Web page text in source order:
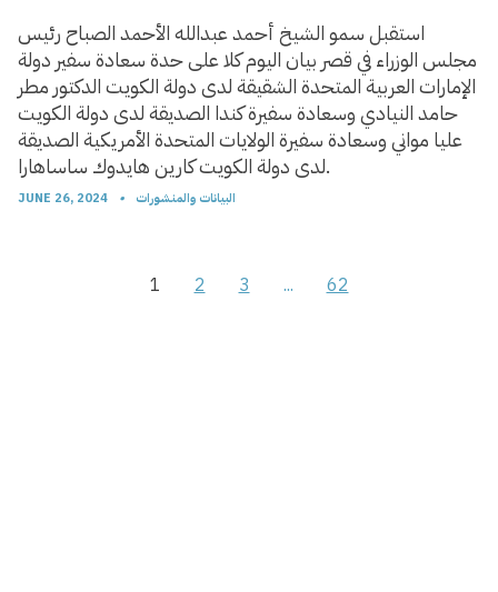
استقبل سمو الشيخ أحمد عبدالله الأحمد الصباح رئيس
مجلس الوزراء في قصر بيان اليوم كلا على حدة سعادة سفير دولة
الإمارات العربية المتحدة الشقيقة لدى دولة الكويت الدكتور مطر
حامد النيادي وسعادة سفيرة كندا الصديقة لدى دولة الكويت
عليا مواني وسعادة سفيرة الولايات المتحدة الأمريكية الصديقة
لدى دولة الكويت كارين هايدوك ساساهارا.
JUNE 26, 2024 • البيانات والمنشورات
1 2 3 ... 62